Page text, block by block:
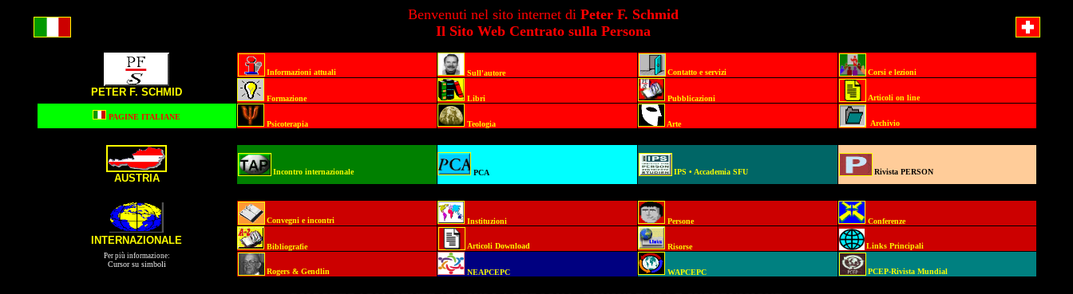
Benvenuti nel sito internet di Peter F. Schmid
Il Sito Web Centrato sulla Persona
PETER F. SCHMID
Informazioni attuali Sull'autore Contatto e servizi Corsi e lezioni
Formazione Libri Pubblicazioni Articolion line
PAGINE ITALIANE
Psicoterapia
Teologia Arte Archivio
AUSTRIA
Incontrointernazionale PCA IPS • Accademia SFU Rivista PERSON
INTERNAZIONALE
Convegni e incontri Instituzioni Persone Conferenze
Bibliografie Articoli Download Risorse Links Principali
Per più informazione:
Cursor su simboli
Rogers & Gendlin
NEAPCEPC WAPCEPC PCEP-Rivista Mundial